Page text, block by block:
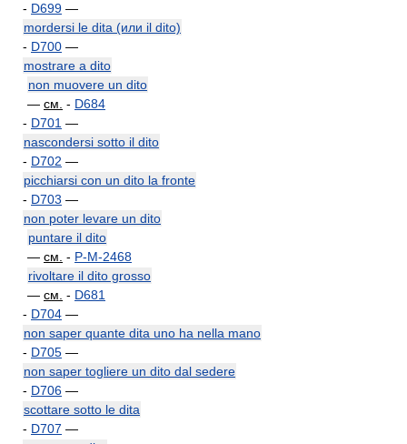
- D699 —
mordersi le dita (или il dito)
- D700 —
mostrare a dito
non muovere un dito
— см. - D684
- D701 —
nascondersi sotto il dito
- D702 —
picchiarsi con un dito la fronte
- D703 —
non poter levare un dito
puntare il dito
— см. - P-M-2468
rivoltare il dito grosso
— см. - D681
- D704 —
non saper quante dita uno ha nella mano
- D705 —
non saper togliere un dito dal sedere
- D706 —
scottare sotto le dita
- D707 —